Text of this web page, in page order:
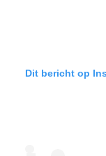
Dit bericht op